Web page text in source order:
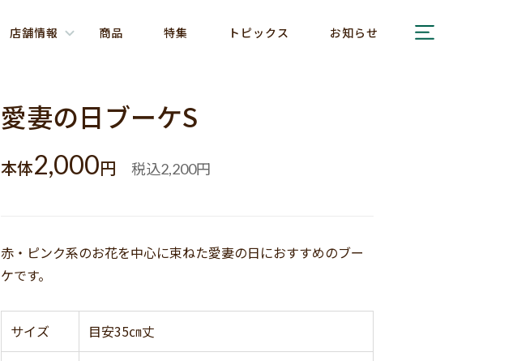
店舗情報 商品 特集 トピックス お知らせ
愛妻の日ブーケS
本体2,000円 税込2,200円
赤・ピンク系のお花を中心に束ねた愛妻の日におすすめのブー
ケです。
サイズ 目安35㎝丈